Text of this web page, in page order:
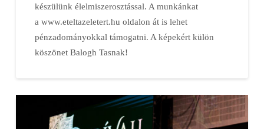
készülünk élelmiszerosztással. A munkánkat
a www.eteltazeletert.hu oldalon át is lehet
pénzadományokkal támogatni. A képekért külön
köszönet Balogh Tasnak!